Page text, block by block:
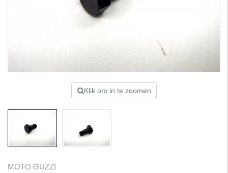
Klik om in te zoomen
MOTO GUZZI